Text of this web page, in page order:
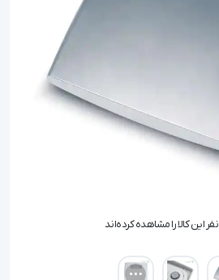
نفر این کالا را مشاهده کرده‌اند